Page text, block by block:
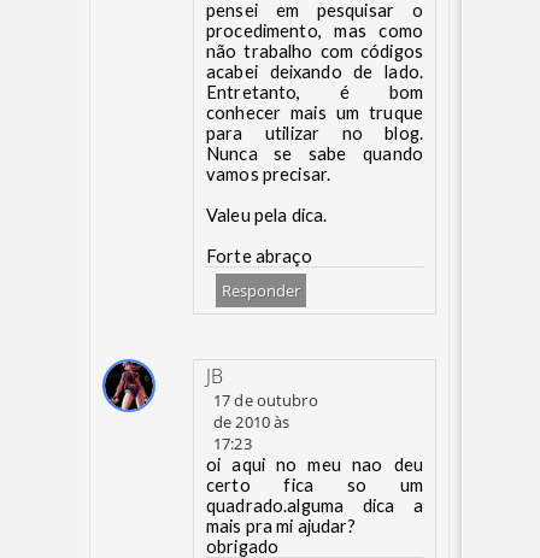
pensei em pesquisar o
procedimento, mas como
não trabalho com códigos
acabei deixando de lado.
Entretanto, é bom
conhecer mais um truque
para utilizar no blog.
Nunca se sabe quando
vamos precisar.
Valeu pela dica.
Forte abraço
Responder
JB
17 de outubro
de 2010 às
17:23
oi aqui no meu nao deu
certo fica so um
quadrado.alguma dica a
mais pra mi ajudar?
obrigado